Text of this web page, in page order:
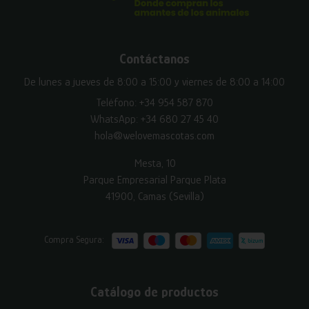
Contáctanos
De lunes a jueves de 8:00 a 15:00 y viernes de 8:00 a 14:00
Teléfono: +34 954 587 870
WhatsApp: +34 680 27 45 40
hola@welovemascotas.com
Mesta, 10
Parque Empresarial Parque Plata
41900, Camas (Sevilla)
Compra Segura:
Catálogo de productos